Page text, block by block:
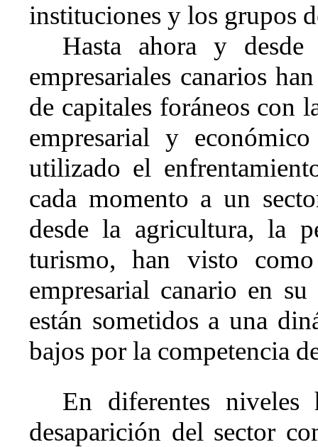
instituciones y los grupos
Hasta ahora y
empresariales canarios
de capitales foráneos con
empresarial y
utilizado el
cada momento a un
desde la agricultura, la
turismo, han visto
empresarial canario en
están sometidos a una
bajos por la competencia
En diferentes niveles
desaparición del sector